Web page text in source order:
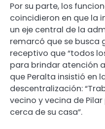
Por su parte, los
coincidieron en que la
un eje central de la
remarcó que se busca
receptivo que “todos
para brindar atención
que Peralta insistió en
descentralización:
vecino y vecina de
cerca de su casa”.